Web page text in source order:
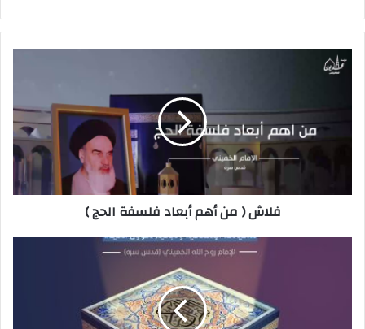
فلاش ( من أهم أبعاد فلسفة الحج )